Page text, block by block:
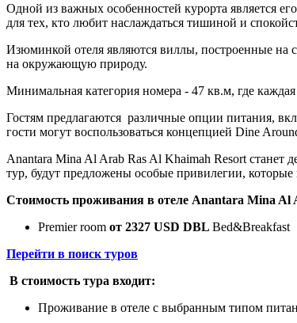
Одной из важных особенностей курорта является
для тех, кто любит наслаждаться тишиной и
Изюминкой отеля являются виллы, построенные на
на окружающую природу.
Минимальная категория номера - 47 кв.м, где
Гостям предлагаются различные опции питания,
гости могут воспользоваться концепцией Dine
Anantara Mina Al Arab Ras Al Khaimah Resort
тур, будут предложены особые привилегии,
Стоимость проживания в отеле Anantara Mina Al
Premier room от 2327 USD DBL Bed&Breakfast
Перейти в поиск туров
В стоимость тура входит:
Проживание в отеле с выбранным типом